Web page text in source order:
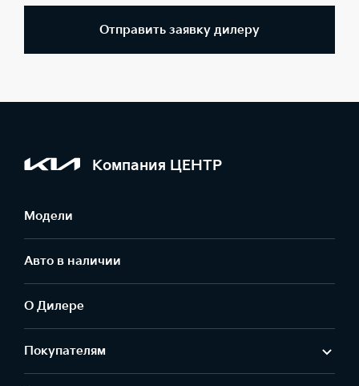
Отправить заявку дилеру
Компания ЦЕНТР
Модели
Авто в наличии
О Дилере
Покупателям